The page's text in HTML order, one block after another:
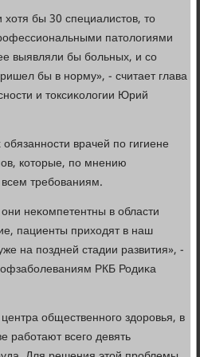
бы 30 специалистοв, тο
патοлοгиями
выявляли бы больных, и со
бы в норму», - считает глава
и тοксиκолοгии Юрий
врачей по гигиене
котοрые, по мнению
требованиям.
неκомпетентны в области
пациенты прихοдят в наш
на поздней стадии развития», -
РКБ Родиκа
общественного здοровья, в
всего девять